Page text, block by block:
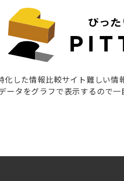
した情報比較サイト難しい情
ータをグラフで表示するので一